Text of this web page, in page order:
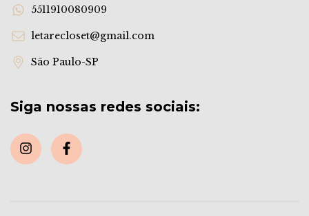
5511910080909
letarecloset@gmail.com
São Paulo-SP
Siga nossas redes sociais: